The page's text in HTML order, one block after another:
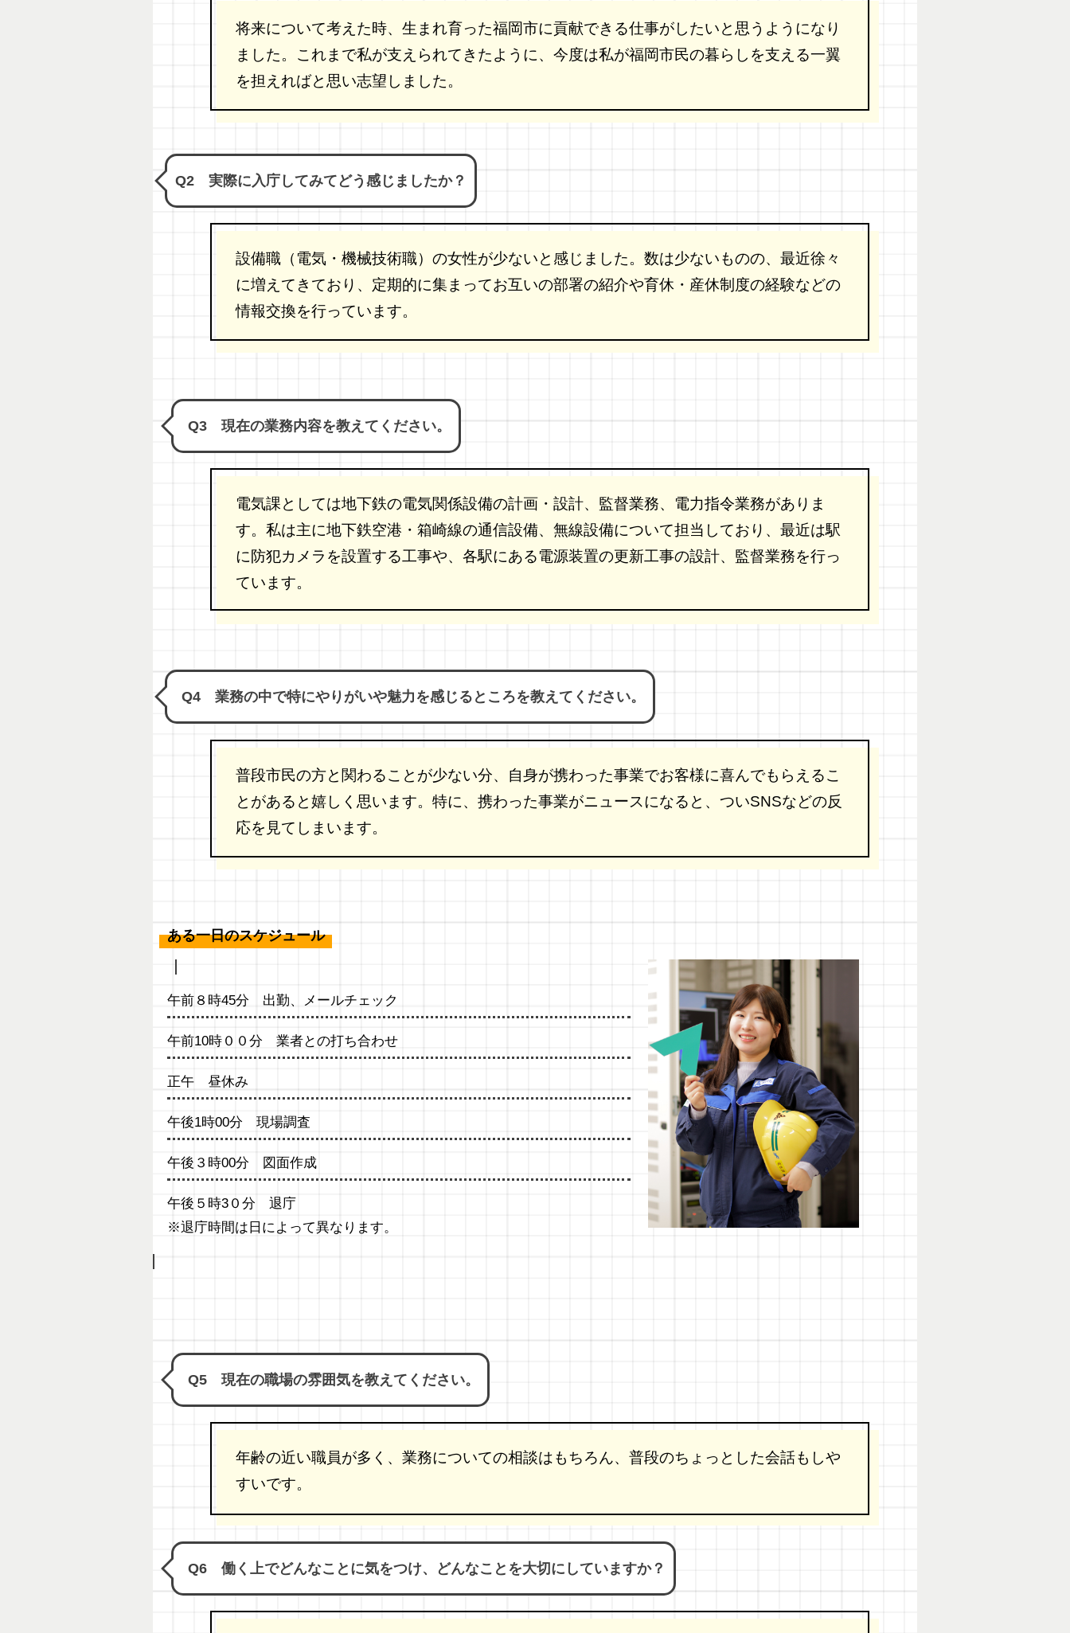
将来について考えた時、生まれ育った福岡市に貢献できる仕事がしたいと思うようになり
ました。これまで私が支えられてきたように、今度は私が福岡市民の暮らしを支える一翼
を担えればと思い志望しました。
Q2 実際に入庁してみてどう感じましたか？
設備職（電気・機械技術職）の女性が少ないと感じました。数は少ないものの、最近徐々
に増えてきており、定期的に集まってお互いの部署の紹介や育休・産休制度の経験などの
情報交換を行っています。
Q3 現在の業務内容を教えてください。
電気課としては地下鉄の電気関係設備の計画・設計、監督業務、電力指令業務がありま
す。私は主に地下鉄空港・箱崎線の通信設備、無線設備について担当しており、最近は駅
に防犯カメラを設置する工事や、各駅にある電源装置の更新工事の設計、監督業務を行っ
ています。
Q4 業務の中で特にやりがいや魅力を感じるところを教えてください。
普段市民の方と関わることが少ない分、自身が携わった事業でお客様に喜んでもらえるこ
とがあると嬉しく思います。特に、携わった事業がニュースになると、ついSNSなどの反
応を見てしまいます。
ある一日のスケジュール
午前８時45分 出勤、メールチェック
午前10時００分 業者との打ち合わせ
正午 昼休み
午後1時00分 現場調査
午後３時00分 図面作成
午後５時3０分 退庁
※退庁時間は日によって異なります。
Q5 現在の職場の雰囲気を教えてください。
年齢の近い職員が多く、業務についての相談はもちろん、普段のちょっとした会話もしや
すいです。
Q6 働く上でどんなことに気をつけ、どんなことを大切にしていますか？